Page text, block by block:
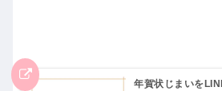
年賀状じまいを